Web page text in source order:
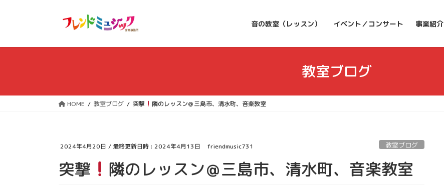
音の教室（レッスン） イベント／コンサート 事業紹介
教室ブログ
HOME 教室ブログ 突撃 隣のレッスン＠三島市、清水町、音楽教室
2024年4月20日 / 最終更新日時 : 2024年4月13日 friendmusic731 教室ブログ
突撃 隣のレッスン＠三島市、清水町、音楽教室